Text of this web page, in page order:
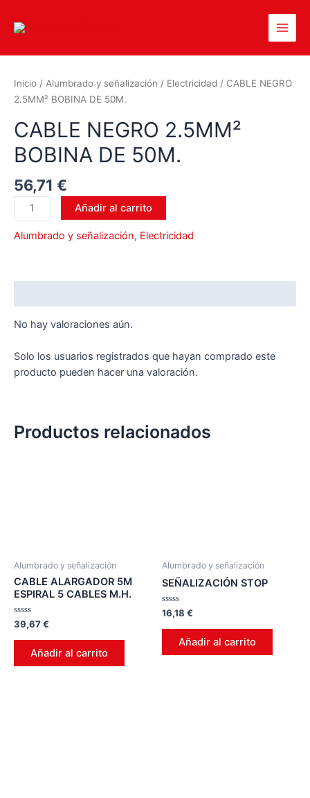
Inicio / Alumbrado y señalización / Electricidad / CABLE NEGRO
2.5MM² BOBINA DE 50M.
CABLE NEGRO 2.5MM²
BOBINA DE 50M.
56,71 €
Añadir al carrito
Alumbrado y señalización, Electricidad
No hay valoraciones aún.
Solo los usuarios registrados que hayan comprado este
producto pueden hacer una valoración.
Productos relacionados
Alumbrado y señalización
CABLE ALARGADOR 5M
ESPIRAL 5 CABLES M.H.
Valorado
0
39,67€
Añadir al carrito
Alumbrado y señalización
SEÑALIZACIÓN STOP
Valorado
0
16,18 €
Añadir al carrito